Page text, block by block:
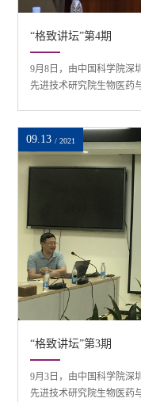
“格致讲坛”第4期
9月8日，由中国科学院深
先进技术研究院生物医药
担任主讲嘉宾，药学院讲
士作了题为“药物分子发
学术报告。报告阐释了药
09.13 / 2021
“格致讲坛”第3期
9月3日，由中国科学院深
先进技术研究院生物医药